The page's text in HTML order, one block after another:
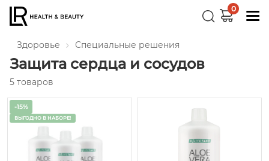
0
Здоровье Специальные решения
Защита сердца и сосудов
5 товаров
-15%
ВЫГОДНО В НАБОРЕ!